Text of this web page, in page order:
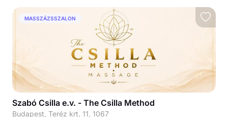
MASSZÁZSSZALON
Szabó Csilla e.v. - The Csilla Method
Budapest, Teréz krt. 11, 1067